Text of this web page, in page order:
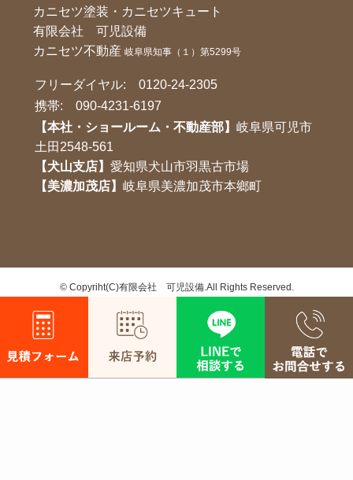
カニセツ塗装・カニセツキュート
有限会社 可児設備
カニセツ不動産岐阜県知事（１）第5299号
フリーダイヤル:0120-24-2305
携帯:090-4231-6197
【本社・ショールーム・不動産部】岐阜県可児市
土田2548-561
【犬山支店】愛知県犬山市羽黒古市場
【美濃加茂店】岐阜県美濃加茂市本鄉町
©Copyriht(C)有限会社 可児設備.All Rights Reserved.